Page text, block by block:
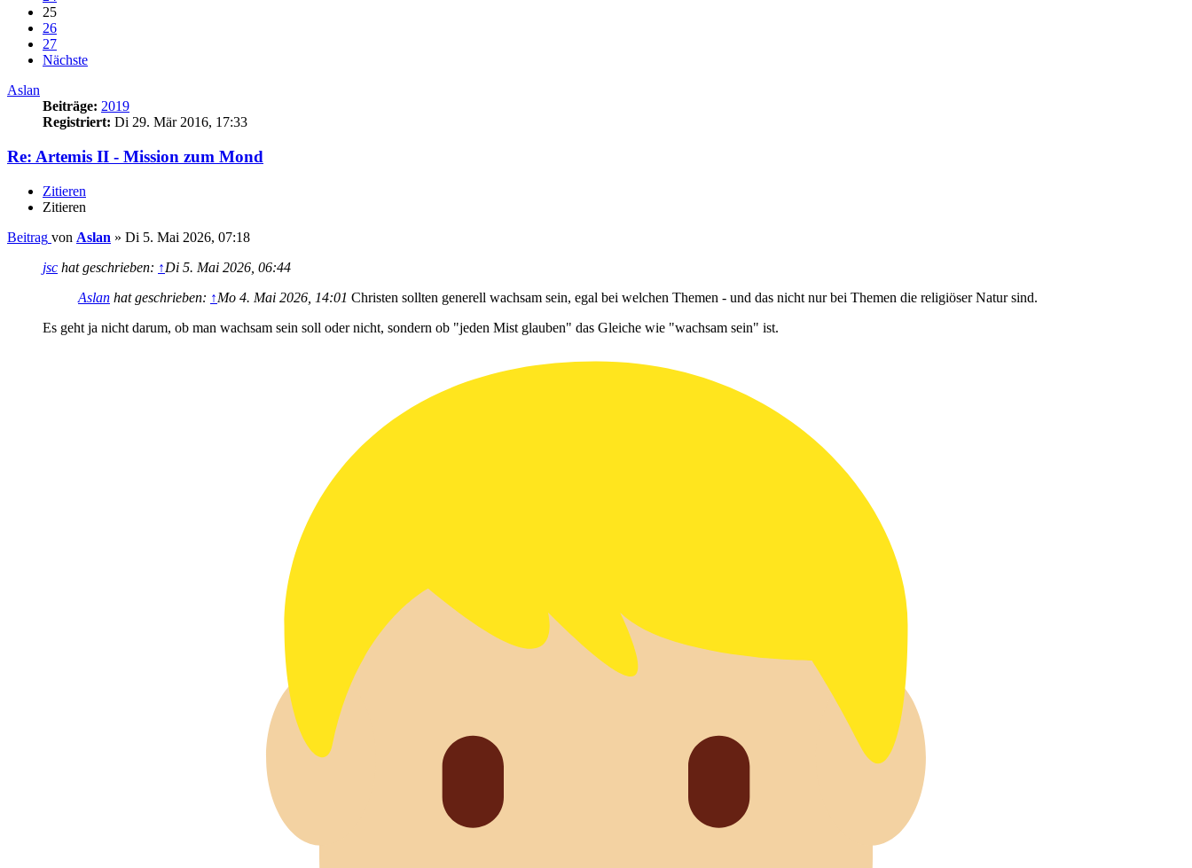
25
26
27
Nächste
Aslan
Beiträge: 2019
Registriert: Di 29. Mär 2016, 17:33
Re: Artemis II - Mission zum Mond
Zitieren
Zitieren
Beitrag von Aslan » Di 5. Mai 2026, 07:18
jsc hat geschrieben: ↑Di 5. Mai 2026, 06:44
Aslan hat geschrieben: ↑Mo 4. Mai 2026, 14:01 Christen sollten generell wachsam sein, egal bei welchen Themen - und das nicht nur bei Themen die religiöser Natur sind.
Es geht ja nicht darum, ob man wachsam sein soll oder nicht, sondern ob "jeden Mist glauben" das Gleiche wie "wachsam sein" ist.